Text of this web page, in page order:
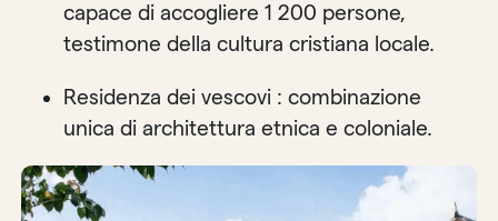
capace di accogliere 1 200 persone,
testimone della cultura cristiana locale.
Residenza dei vescovi : combinazione
unica di architettura etnica e coloniale.